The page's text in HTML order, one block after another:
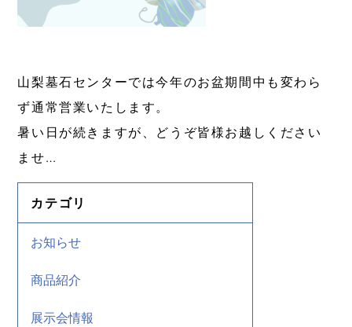
山梨墓石センターでは今年のお盆期間中も変わら
ず通常営業いたします。
暑い日が続きますが、どうぞ皆様お越しください
ませ…
カテゴリ
お知らせ
商品紹介
展示会情報